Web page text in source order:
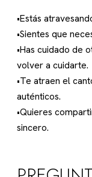
•Estás
•Sientes que
•Has cuidado de
volver a cuidarte.
•Te atraen el
auténticos.
•Quieres
sincero.